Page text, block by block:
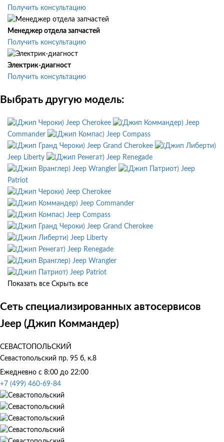
Получить консультацию
Менеджер отдела запчастей
Получить консультацию
Электрик-диагност
Получить консультацию
Выбрать другую модель:
Jeep Cherokee
Jeep
Commander
Jeep Compass
Jeep Grand Cherokee
Jeep Liberty
Jeep Renegade
Jeep Wrangler
Jeep
Patriot
Jeep Cherokee
Jeep Commander
Jeep Compass
Jeep Grand Cherokee
Jeep Liberty
Jeep Renegade
Jeep Wrangler
Jeep Patriot
Показать все Скрыть все
Сеть специализированных автосервисов
Jeep (Джип Коммандер)
СЕВАСТОПОЛЬСКИЙ
Севастопольский пр. 95 б, к.8
Ежедневно с 8:00 до 22:00
+7 (499) 460-69-84